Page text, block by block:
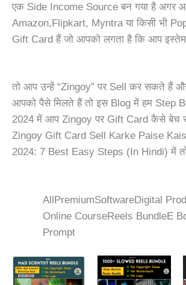
एक Side Income Source बन गया है अगर
Amazon,Flipkart, Myntra या किसी भी
Gift Card हैं जो आपको लगता है कि आप
तो आप उन्हें “Zingoy” पर Sell कर सकते हैं
आपको पैसे मिलते हैं तो इस Blog में हम Step
2024 में आप Zingoy पर Gift Card कैसे बेच
Zingoy Gift Card Sell Karke Paise
2024: 7 Best Easy Steps (In Hindi) में
AllPremiumSoftwareDigital
Online CourseReels BundleE
Prompt
Original
price
Current
price
Original
price
price